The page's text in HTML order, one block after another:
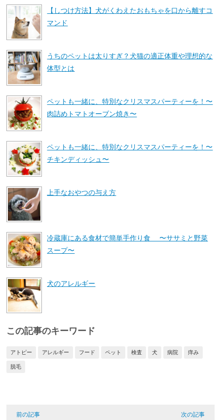
【しつけ方法】犬がくわえたおもちゃを口から離すコ
マンド
うちのペットは太りすぎ？犬猫の適正体重や理想的な
体型とは
ペットも一緒に、特別なクリスマスパーティーを！〜
肉詰めトマトオーブン焼き〜
ペットも一緒に、特別なクリスマスパーティーを！〜
チキンディッシュ〜
上手なおやつの与え方
冷蔵庫にある食材で簡単手作り食 〜ササミと野菜
スープ〜
犬のアレルギー
この記事のキーワード
アトピー アレルギー フード ペット 検査 犬 病院 痒み
脱毛
前の記事 次の記事